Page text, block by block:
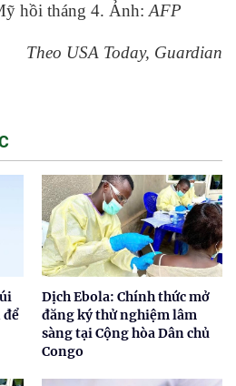
hồi tháng 4. Ảnh: AFP
Theo USA Today, Guardian
để
Dịch Ebola: Chính thức mở
đăng ký thử nghiệm lâm
sàng tại Cộng hòa Dân chủ
Congo